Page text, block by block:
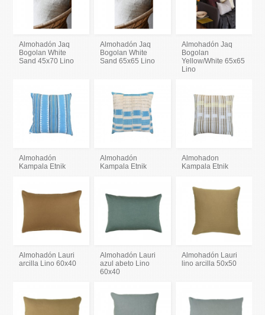
Almohadón Jaq
Bogolan White
Sand 45x70 Lino
Almohadón Jaq
Bogolan White
Sand 65x65 Lino
Almohadón Jaq
Bogolan
Yellow/White 65x65
Lino
Almohadón
Kampala Etnik
Almohadón
Kampala Etnik
Almohadon
Kampala Etnik
Almohadón Lauri
arcilla Lino 60x40
Almohadón Lauri
azul abeto Lino
60x40
Almohadón Lauri
lino arcilla 50x50